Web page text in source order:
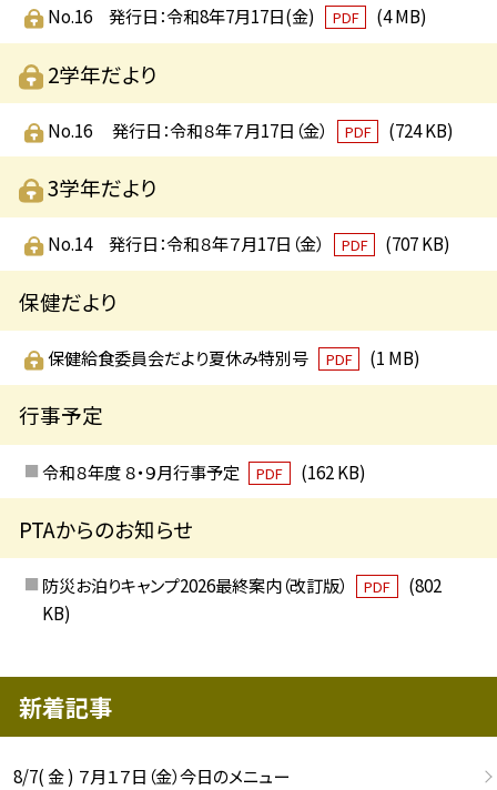
No.16 発行日：令和8年7月17日(金) PDF (4 MB)
2学年だより
No.16 発行日：令和８年７月17日（金） PDF (724 KB)
3学年だより
No.14 発行日：令和８年７月17日（金） PDF (707 KB)
保健だより
保健給食委員会だより夏休み特別号 PDF (1 MB)
行事予定
令和８年度 ８・９月行事予定 PDF (162 KB)
PTAからのお知らせ
防災お泊りキャンプ2026最終案内（改訂版） PDF
(802
KB)
新着記事
8/7( 金 ) ７月１７日（金）今日のメニュー